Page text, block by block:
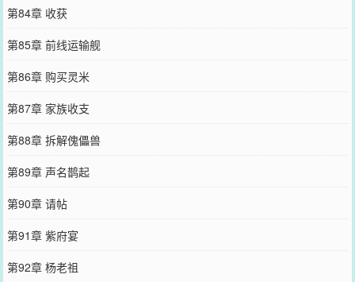
第84章 收获
第85章 前线运输舰
第86章 购买灵米
第87章 家族收支
第88章 拆解傀儡兽
第89章 声名鹊起
第90章 请帖
第91章 紫府宴
第92章 杨老祖